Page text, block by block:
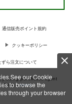
our Cookie
to browse the
through your browser
通信販売ポイント規約
クッキーポリシー
ら注文について
using purchases agent
…more